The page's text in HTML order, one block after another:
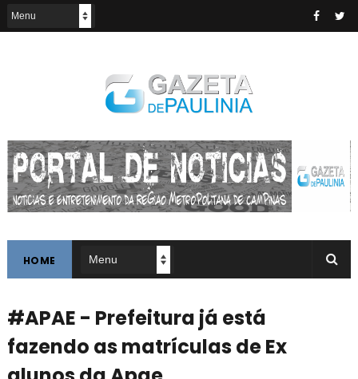
HOME
#APAE - Prefeitura já está
fazendo as matrículas de Ex